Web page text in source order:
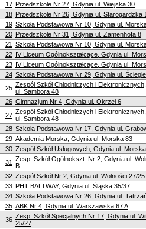
17 Przedszkole Nr 27, Gdynia ul. Wiejska 30
18 Przedszkole Nr 26, Gdynia ul. Starogardzka
19 Szkoła Podstawowa Nr 10, Gdynia ul.
20 Przedszkole Nr 31, Gdynia ul. Zamenhofa 8
21 Szkoła Podstawowa Nr 10, Gdynia ul.
22 IV Liceum Ogólnokształcące, Gdynia ul.
23 IV Liceum Ogólnokształcące, Gdynia ul.
24 Szkoła Podstawowa Nr 29, Gdynia ul.
25 Zespół Szkół Chłodniczych i
ul. Sambora 48
26 Gimnazjum Nr 4, Gdynia ul. Okrzei 6
27 Zespół Szkół Chłodniczych i
ul. Sambora 48
28 Szkoła Podstawowa Nr 17, Gdynia ul.
29 Akademia Morska, Gdynia ul. Morska 83
30 Zespół Szkół Usługowych, Gdynia ul.
31 Zesp. Szkół Ogólnokszt. Nr 2, Gdynia ul.
B
32 Zespół Szkół Nr 2, Gdynia ul. Wolności 27/25
33 PHT BALTWAY, Gdynia ul. Śląska 35/37
34 Szkoła Podstawowa Nr 26, Gdynia ul.
35 ABK Nr 4, Gdynia ul. Warszawska 67 A
36 Zesp. Szkół Specjalnych Nr 17, Gdynia ul.
25/27